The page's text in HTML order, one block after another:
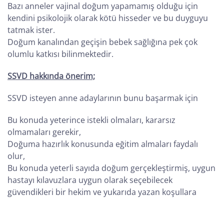
Bazı anneler vajinal doğum yapamamış olduğu için
kendini psikolojik olarak kötü hisseder ve bu duyguyu
tatmak ister.
Doğum kanalından geçişin bebek sağlığına pek çok
olumlu katkısı bilinmektedir.
SSVD hakkında önerim;
SSVD isteyen anne adaylarının bunu başarmak için
Bu konuda yeterince istekli olmaları, kararsız
olmamaları gerekir,
Doğuma hazırlık konusunda eğitim almaları faydalı
olur,
Bu konuda yeterli sayıda doğum gerçekleştirmiş, uygun
hastayı kılavuzlara uygun olarak seçebilecek
güvendikleri bir hekim ve yukarıda yazan koşullara